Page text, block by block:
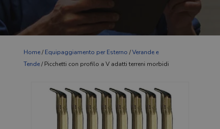
Home/Equipaggiamento per Esterno /Verande e
Tende/ Picchetti con profilo a V adatti terreni morbidi